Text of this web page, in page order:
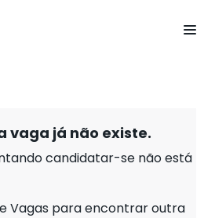
vaga já não existe.
candidatar-se não está
Vagas para encontrar outra